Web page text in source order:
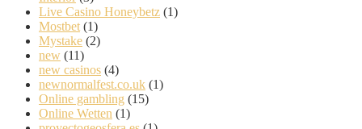
Live Casino Honeybetz (1)
Mostbet (1)
Mystake (2)
new (11)
new casinos (4)
newnormalfest.co.uk (1)
Online gambling (15)
Online Wetten (1)